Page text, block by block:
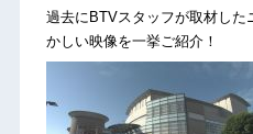
過去にBTVスタッフが取材し
かしい映像を一挙ご紹介！